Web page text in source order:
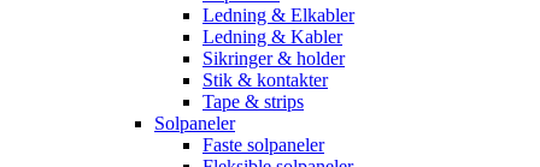
Ledning & Elkabler
Ledning & Kabler
Sikringer & holder
Stik & kontakter
Tape & strips
Solpaneler
Faste solpaneler